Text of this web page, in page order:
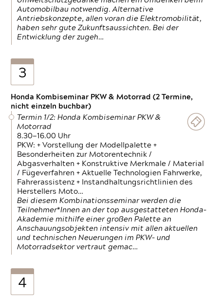
Automobilbau notwendig. Alternative
Antriebskonzepte, allen voran die Elektromobilität,
haben sehr gute Zukunftsaussichten. Bei der
Entwicklung der zugeh…
3
Honda Kombiseminar PKW & Motorrad (2 Termine,
nicht einzeln buchbar)
Termin 1/2: Honda Kombiseminar PKW &
Motorrad
8.30—16.00 Uhr
PKW: + Vorstellung der Modellpalette +
Besonderheiten zur Motorentechnik /
Abgasverhalten + Konstruktive Merkmale / Material
/ Fügeverfahren + Aktuelle Technologien Fahrwerke,
Fahrerassistenz + Instandhaltungsrichtlinien des
Herstellers Moto…
Bei diesem Kombinationsseminar werden die
Teilnehmer*Innen an der top ausgestatteten Honda-
Akademie mithilfe einer großen Palette an
Anschauungsobjekten intensiv mit allen aktuellen
und technischen Neuerungen im PKW- und
Motorradsektor vertraut gemac…
4